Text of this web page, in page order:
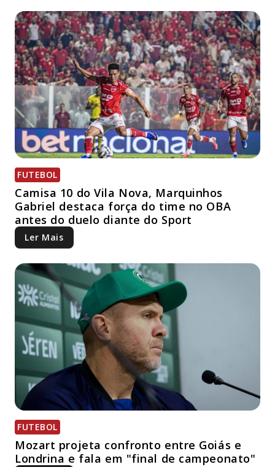
FUTEBOL
Camisa 10 do Vila Nova, Marquinhos
Gabriel destaca força do time no OBA
antes do duelo diante do Sport
Ler Mais
FUTEBOL
Mozart projeta confronto entre Goiás e
Londrina e fala em "final de campeonato"